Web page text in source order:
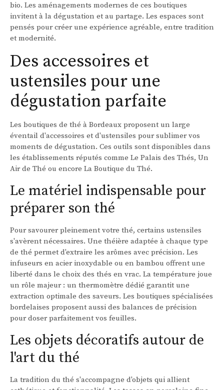
bio. Les aménagements modernes de ces boutiques
invitent à la dégustation et au partage. Les espaces sont
pensés pour créer une expérience agréable, entre tradition
et modernité.
Des accessoires et
ustensiles pour une
dégustation parfaite
Les boutiques de thé à Bordeaux proposent un large
éventail d'accessoires et d'ustensiles pour sublimer vos
moments de dégustation. Ces outils sont disponibles dans
les établissements réputés comme Le Palais des Thés, Un
Air de Thé ou encore La Boutique du Thé.
Le matériel indispensable pour
préparer son thé
Pour savourer pleinement votre thé, certains ustensiles
s'avèrent nécessaires. Une théière adaptée à chaque type
de thé permet d'extraire les arômes avec précision. Les
infuseurs en acier inoxydable ou en bambou offrent une
liberté dans le choix des thés en vrac. La température joue
un rôle majeur : un thermomètre dédié garantit une
extraction optimale des saveurs. Les boutiques spécialisées
bordelaises proposent aussi des balances de précision
pour doser parfaitement vos feuilles.
Les objets décoratifs autour de
l'art du thé
La tradition du thé s'accompagne d'objets qui allient